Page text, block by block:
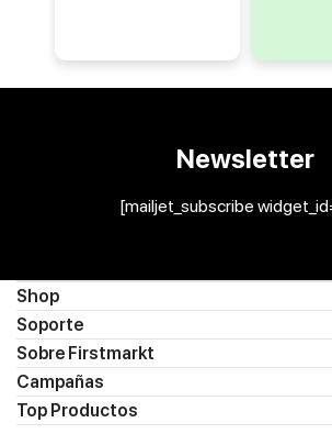
Newsletter
[mailjet_subscribe
Shop
Soporte
Sobre Firstmarkt
Campañas
Top Productos